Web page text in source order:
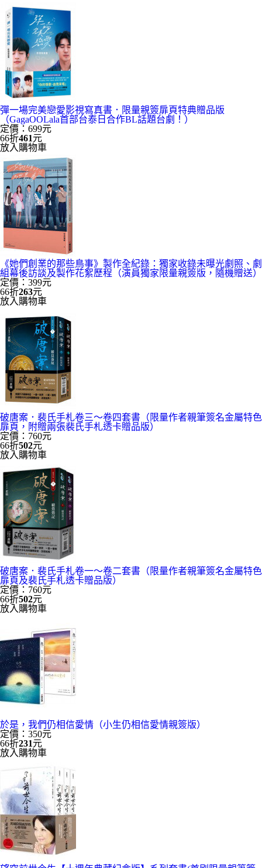
彈一場完美戀愛影視寫真書．限量親簽扉頁特典贈品版
（GagaOOLala首部台泰日合作BL話題台劇！）
定價：699元
66折461元
放入購物車
《她們創業的那些鳥事》製作全紀錄：獨家收錄未曝光劇照、劇
組幕後訪談及製作花絮歷程（演員獨家限量親簽版，隨機贈送）
定價：399元
66折263元
放入購物車
破唐案．裴氏手札卷三～卷四套書（限量作者親筆簽名金屬特色
扉頁，附贈兩張裴氏手札透卡贈品版）
定價：760元
66折502元
放入購物車
破唐案．裴氏手札卷一～卷二套書（限量作者親筆簽名金屬特色
扉頁及裴氏手札透卡贈品版）
定價：760元
66折502元
放入購物車
於是，我們仍相信愛情（小生仍相信愛情親簽版）
定價：350元
66折231元
放入購物車